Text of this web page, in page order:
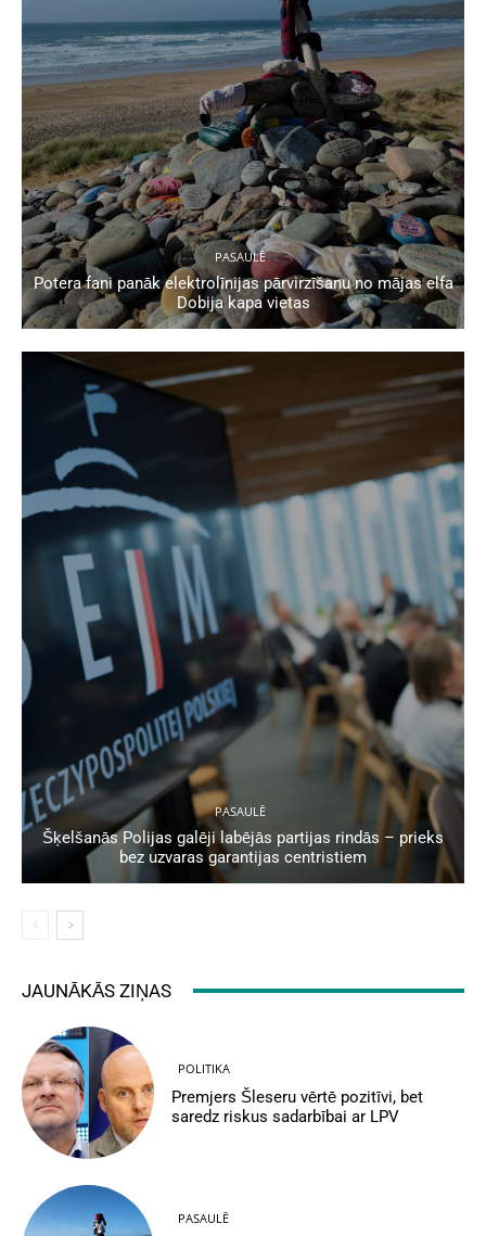
PASAULĒ
Potera fani panāk elektrolīnijas pārvirzīšanu no mājas elfa
Dobija kapa vietas
PASAULĒ
Šķelšanās Polijas galēji labējās partijas rindās – prieks
bez uzvaras garantijas centristiem
JAUNĀKĀS ZIŅAS
POLITIKA
Premjers Šleseru vērtē pozitīvi, bet
saredz riskus sadarbībai ar LPV
PASAULĒ